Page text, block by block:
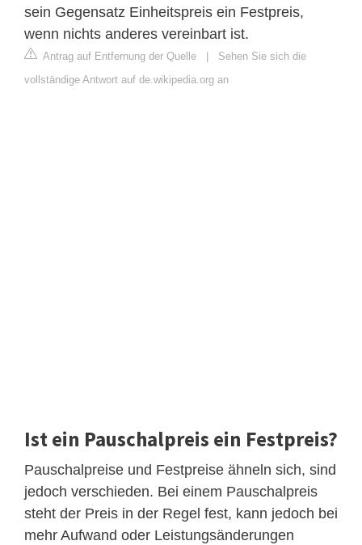
sein Gegensatz Einheitspreis ein Festpreis,
wenn nichts anderes vereinbart ist.
Antrag auf Entfernung der Quelle
Sehen Sie sich die
vollständige Antwort auf de.wikipedia.org an
Ist ein Pauschalpreis ein Festpreis?
Pauschalpreise und Festpreise ähneln sich, sind
jedoch verschieden. Bei einem Pauschalpreis
steht der Preis in der Regel fest, kann jedoch bei
mehr Aufwand oder Leistungsänderungen